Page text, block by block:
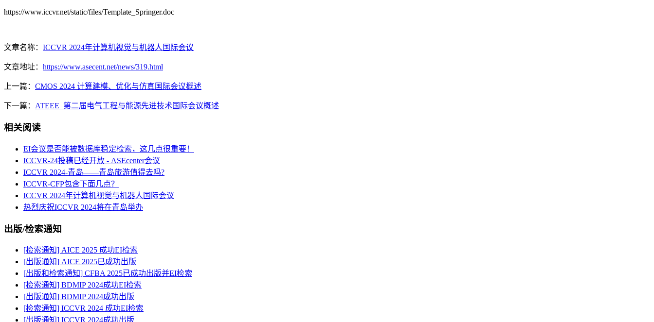
https://www.iccvr.net/static/files/Template_Springer.doc
文章名称： ICCVR 2024年计算机视觉与机器人国际会议
文章地址： https://www.asecent.net/news/319.html
上一篇： CMOS 2024 计算建模、优化与仿真国际会议概述
下一篇： ATEEE_第二届电气工程与能源先进技术国际会议概述
相关阅读
EI会议是否能被数据库稳定检索，这几点很重要！
ICCVR-24投稿已经开放 - ASEcenter会议
ICCVR 2024-青岛——青岛旅游值得去吗?
ICCVR-CFP包含下面几点？
ICCVR 2024年计算机视觉与机器人国际会议
热烈庆祝ICCVR 2024将在青岛举办
出版/检索通知
[检索通知] AICE 2025 成功EI检索
[出版通知] AICE 2025已成功出版
[出版和检索通知] CFBA 2025已成功出版并EI检索
[检索通知] BDMIP 2024成功EI检索
[出版通知] BDMIP 2024成功出版
[检索通知] ICCVR 2024 成功EI检索
[出版通知] ICCVR 2024成功出版